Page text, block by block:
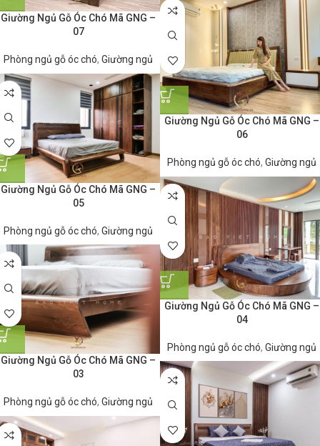
Giường Ngủ Gỗ Óc Chó Mã GNG –
07
Phòng ngủ gỗ óc chó, Giường ngủ
Giường Ngủ Gỗ Óc Chó Mã GNG –
06
Phòng ngủ gỗ óc chó, Giường ngủ
Giường Ngủ Gỗ Óc Chó Mã GNG –
05
Phòng ngủ gỗ óc chó, Giường ngủ
Giường Ngủ Gỗ Óc Chó Mã GNG –
04
Phòng ngủ gỗ óc chó, Giường ngủ
Giường Ngủ Gỗ Óc Chó Mã GNG –
03
Phòng ngủ gỗ óc chó, Giường ngủ